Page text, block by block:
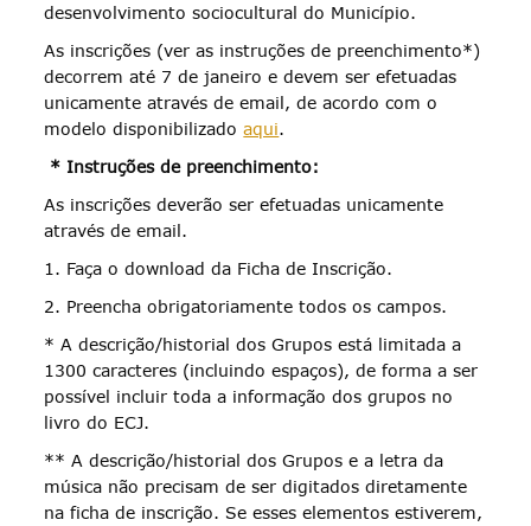
desenvolvimento sociocultural do Município.
As inscrições (ver as instruções de preenchimento*)
decorrem até 7 de janeiro e devem ser efetuadas
unicamente através de email, de acordo com o
modelo disponibilizadoaqui.
* Instruções de preenchimento:
As inscrições deverão ser efetuadas unicamente
através de email.
1. Faça o download da Ficha de Inscrição.
2. Preencha obrigatoriamente todos os campos.
* A descrição/historial dos Grupos está limitada a
1300 caracteres (incluindo espaços), de forma a ser
possível incluir toda a informação dos grupos no
livro do ECJ.
** A descrição/historial dos Grupos e a letra da
música não precisam de ser digitados diretamente
na ficha de inscrição. Se esses elementos estiverem,